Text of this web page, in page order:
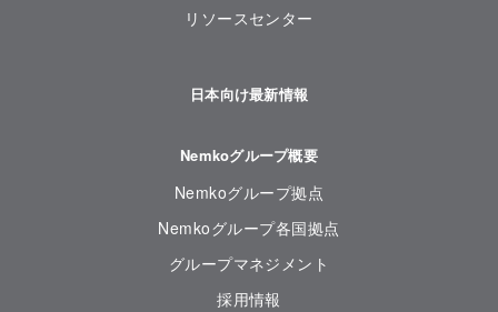
リソースセンター
日本向け最新情報
Nemkoグループ概要
Nemkoグループ拠点
Nemkoグループ各国拠点
グループマネジメント
採用情報